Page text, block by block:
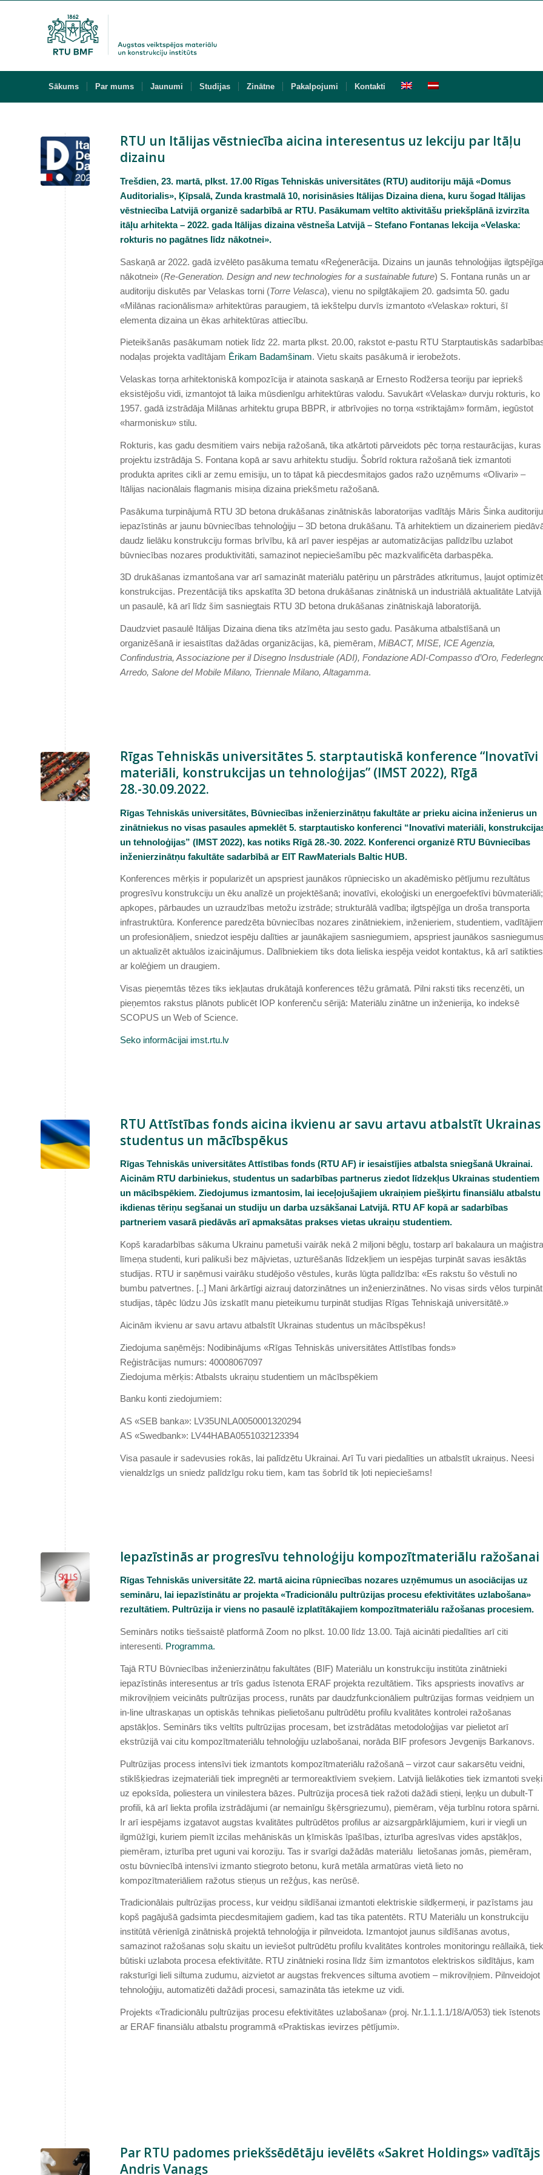
Sākums Par mums Jaunumi Studijas Zinātne Pakalpojumi Kontakti
RTU un Itālijas vēstniecība aicina interesentus uz lekciju par Itāļu
dizainu
Trešdien, 23. martā, plkst. 17.00 Rīgas Tehniskās universitātes (RTU) auditoriju mājā «Domus
Auditorialis», Ķīpsalā, Zunda krastmalā 10, norisināsies Itālijas Dizaina diena, kuru šogad Itālijas
vēstniecība Latvijā organizē sadarbībā ar RTU. Pasākumam veltīto aktivitāšu priekšplānā izvirzīta
itāļu arhitekta – 2022. gada Itālijas dizaina vēstneša Latvijā – Stefano Fontanas lekcija «Velaska:
rokturis no pagātnes līdz nākotnei».
Saskaņā ar 2022. gadā izvēlēto pasākuma tematu «Reģenerācija. Dizains un jaunās tehnoloģijas
nākotnei» (Re-Generation. Design and new technologies for a sustainable future) S. Fontana runās un ar
auditoriju diskutēs par Velaskas torni (Torre Velasca), vienu no spilgtākajiem 20. gadsimta 50. gadu
«Milānas racionālisma» arhitektūras paraugiem, tā iekštelpu durvīs izmantoto «Velaska» rokturi, šī
elementa dizaina un ēkas arhitektūras attiecību.
Pieteikšanās pasākumam notiek līdz 22. marta plkst. 20.00, rakstot e-pastu RTU Starptautiskās
nodaļas projekta vadītājam Ērikam Badamšinam. Vietu skaits pasākumā ir ierobežots.
Velaskas torņa arhitektoniskā kompozīcija ir atainota saskaņā ar Ernesto Rodžersa teoriju par iepriekš
eksistējošu vidi, izmantojot tā laika mūsdienīgu arhitektūras valodu. Savukārt «Velaska» durvju rokturis, ko
1957. gadā izstrādāja Milānas arhitektu grupa BBPR, ir atbrīvojies no torņa «striktajām» formām, iegūstot
«harmonisku» stilu.
Rokturis, kas gadu desmitiem vairs nebija ražošanā, tika atkārtoti pārveidots pēc torņa restaurācijas, kuras
projektu izstrādāja S. Fontana kopā ar savu arhitektu studiju. Šobrīd roktura ražošanā tiek izmantoti
produkta aprites cikli ar zemu emisiju, un to tāpat kā piecdesmitajos gados ražo uzņēmums «Olivari» –
Itālijas nacionālais flagmanis misiņa dizaina priekšmetu ražošanā.
Pasākuma turpinājumā RTU 3D betona drukāšanas zinātniskās laboratorijas vadītājs Māris Šinka auditoriju
iepazīstinās ar jaunu būvniecības tehnoloģiju – 3D betona drukāšanu. Tā arhitektiem un dizaineriem
daudz lielāku konstrukciju formas brīvību, kā arī paver iespējas ar automatizācijas palīdzību uzlabot
būvniecības nozares produktivitāti, samazinot nepieciešamību pēc mazkvalificēta darbaspēka.
3D drukāšanas izmantošana var arī samazināt materiālu patēriņu un pārstrādes atkritumus, ļaujot optimizēt
konstrukcijas. Prezentācijā tiks apskatīta 3D betona drukāšanas zinātniskā un industriālā aktualitāte Latvijā
un pasaulē, kā arī līdz šim sasniegtais RTU 3D betona drukāšanas zinātniskajā laboratorijā.
Daudzviet pasaulē Itālijas Dizaina diena tiks atzīmēta jau sesto gadu. Pasākuma atbalstīšanā un
organizēšanā ir iesaistītas dažādas organizācijas, kā, piemēram, MiBACT, MISE, ICE Agenzia,
Confindustria, Associazione per il Disegno Insdustriale (ADI), Fondazione ADI-Compasso d’Oro,
Arredo, Salone del Mobile Milano, Triennale Milano, Altagamma.
Rīgas Tehniskās universitātes 5. starptautiskā konference “Inovatīvi
materiāli, konstrukcijas un tehnoloģijas” (IMST 2022), Rīgā
28.-30.09.2022.
Rīgas Tehniskās universitātes, Būvniecības inženierzinātņu fakultāte ar prieku aicina inženierus un
zinātniekus no visas pasaules apmeklēt 5. starptautisko konferenci “Inovatīvi materiāli,
un tehnoloģijas” (IMST 2022), kas notiks Rīgā 28.-30. 2022. Konferenci organizē RTU Būvniecības
inženierzinātņu fakultāte sadarbībā ar EIT RawMaterials Baltic HUB.
Konferences mērķis ir popularizēt un apspriest jaunākos rūpniecisko un akadēmisko pētījumu rezultātus
progresīvu konstrukciju un ēku analīzē un projektēšanā; inovatīvi, ekoloģiski un energoefektīvi būvmateriāli;
apkopes, pārbaudes un uzraudzības metožu izstrāde; strukturālā vadība; ilgtspējīga un droša transporta
infrastruktūra. Konference paredzēta būvniecības nozares zinātniekiem, inženieriem, studentiem,
un profesionāļiem, sniedzot iespēju dalīties ar jaunākajiem sasniegumiem, apspriest jaunākos sasniegumus
un aktualizēt aktuālos izaicinājumus. Dalībniekiem tiks dota lieliska iespēja veidot kontaktus, kā arī satikties
ar kolēģiem un draugiem.
Visas pieņemtās tēzes tiks iekļautas drukātajā konferences tēžu grāmatā. Pilni raksti tiks recenzēti, un
pieņemtos rakstus plānots publicēt IOP konferenču sērijā: Materiālu zinātne un inženierija, ko indeksē
SCOPUS un Web of Science.
Seko informācijai imst.rtu.lv
RTU Attīstības fonds aicina ikvienu ar savu artavu atbalstīt Ukrainas
studentus un mācībspēkus
Rīgas Tehniskās universitātes Attīstības fonds (RTU AF) ir iesaistījies atbalsta sniegšanā Ukrainai.
Aicinām RTU darbiniekus, studentus un sadarbības partnerus ziedot līdzekļus Ukrainas studentiem
un mācībspēkiem. Ziedojumus izmantosim, lai ieceļojušajiem ukraiņiem piešķirtu finansiālu atbalstu
ikdienas tēriņu segšanai un studiju un darba uzsākšanai Latvijā. RTU AF kopā ar sadarbības
partneriem vasarā piedāvās arī apmaksātas prakses vietas ukraiņu studentiem.
Kopš karadarbības sākuma Ukrainu pametuši vairāk nekā 2 miljoni bēgļu, tostarp arī bakalaura un maģistra
līmeņa studenti, kuri palikuši bez mājvietas, uzturēšanās līdzekļiem un iespējas turpināt savas iesāktās
studijas. RTU ir saņēmusi vairāku studējošo vēstules, kurās lūgta palīdzība: «Es rakstu šo vēstuli no
bumbu patvertnes. [..] Mani ārkārtīgi aizrauj datorzinātnes un inženierzinātnes. No visas sirds vēlos turpināt
studijas, tāpēc lūdzu Jūs izskatīt manu pieteikumu turpināt studijas Rīgas Tehniskajā universitātē.»
Aicinām ikvienu ar savu artavu atbalstīt Ukrainas studentus un mācībspēkus!
Ziedojuma saņēmējs: Nodibinājums «Rīgas Tehniskās universitātes Attīstības fonds»
Reģistrācijas numurs: 40008067097
Ziedojuma mērķis: Atbalsts ukraiņu studentiem un mācībspēkiem
Banku konti ziedojumiem:
AS «SEB banka»: LV35UNLA0050001320294
AS «Swedbank»: LV44HABA0551032123394
Visa pasaule ir sadevusies rokās, lai palīdzētu Ukrainai. Arī Tu vari piedalīties un atbalstīt ukraiņus. Neesi
vienaldzīgs un sniedz palīdzīgu roku tiem, kam tas šobrīd tik ļoti nepieciešams!
Iepazīstinās ar progresīvu tehnoloģiju kompozītmateriālu ražošanai
Rīgas Tehniskās universitāte 22. martā aicina rūpniecības nozares uzņēmumus un asociācijas uz
semināru, lai iepazīstinātu ar projekta «Tradicionālu pultrūzijas procesu efektivitātes uzlabošana»
rezultātiem. Pultrūzija ir viens no pasaulē izplatītākajiem kompozītmateriālu ražošanas procesiem.
Seminārs notiks tiešsaistē platformā Zoom no plkst. 10.00 līdz 13.00. Tajā aicināti piedalīties arī citi
interesenti. Programma.
Tajā RTU Būvniecības inženierzinātņu fakultātes (BIF) Materiālu un konstrukciju institūta zinātnieki
iepazīstinās interesentus ar trīs gadus īstenota ERAF projekta rezultātiem. Tiks apspriests inovatīvs ar
mikroviļņiem veicināts pultrūzijas process, runāts par daudzfunkcionāliem pultrūzijas formas veidņiem un
in-line ultraskaņas un optiskās tehnikas pielietošanu pultrūdētu profilu kvalitātes kontrolei ražošanas
apstākļos. Seminārs tiks veltīts pultrūzijas procesam, bet izstrādātas metodoloģijas var pielietot arī
ekstrūzijā vai citu kompozītmateriālu tehnoloģiju uzlabošanai, norāda BIF profesors Jevgenijs Barkanovs.
Pultrūzijas process intensīvi tiek izmantots kompozītmateriālu ražošanā – virzot caur sakarsētu veidni,
stiklšķiedras izejmateriāli tiek impregnēti ar termoreaktīviem sveķiem. Latvijā lielākoties tiek izmantoti sveķi
uz epoksīda, poliestera un vinilestera bāzes. Pultrūzija procesā tiek ražoti dažādi stieņi, leņķu un dubult-T
profili, kā arī liekta profila izstrādājumi (ar nemainīgu šķērsgriezumu), piemēram, vēja turbīnu rotora spārni.
Ir arī iespējams izgatavot augstas kvalitātes pultrūdētos profilus ar aizsargpārklājumiem, kuri ir viegli un
ilgmūžīgi, kuriem piemīt izcilas mehāniskās un ķīmiskās īpašības, izturība agresīvas vides apstākļos,
piemēram, izturība pret uguni vai koroziju. Tas ir svarīgi dažādās materiālu lietošanas jomās, piemēram,
ostu būvniecībā intensīvi izmanto stiegroto betonu, kurā metāla armatūras vietā lieto no
kompozītmateriāliem ražotus stieņus un režģus, kas nerūsē.
Tradicionālais pultrūzijas process, kur veidņu sildīšanai izmantoti elektriskie sildķermeņi, ir pazīstams jau
kopš pagājušā gadsimta piecdesmitajiem gadiem, kad tas tika patentēts. RTU Materiālu un konstrukciju
institūtā vērienīgā zinātniskā projektā tehnoloģija ir pilnveidota. Izmantojot jaunus sildīšanas avotus,
samazinot ražošanas soļu skaitu un ieviešot pultrūdētu profilu kvalitātes kontroles monitoringu reāllaikā, tiek
būtiski uzlabota procesa efektivitāte. RTU zinātnieki rosina līdz šim izmantotos elektriskos sildītājus, kam
raksturīgi lieli siltuma zudumu, aizvietot ar augstas frekvences siltuma avotiem – mikroviļņiem. Pilnveidojot
tehnoloģiju, automatizēti dažādi procesi, samazināta tās ietekme uz vidi.
Projekts «Tradicionālu pultrūzijas procesu efektivitātes uzlabošana» (proj. Nr.1.1.1.1/18/A/053) tiek īstenots
ar ERAF finansiālu atbalstu programmā «Praktiskas ievirzes pētījumi».
Par RTU padomes priekšsēdētāju ievēlēts «Sakret Holdings» vadītājs
Andris Vanags